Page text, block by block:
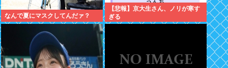
なんで夏にマスクしてんだァ？
【悲報】京大生さん、ノリが寒す
ぎる